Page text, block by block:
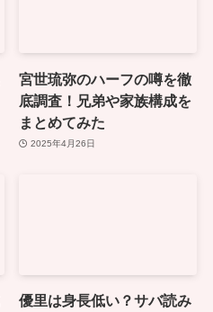
宮世琉弥のハーフの噂を徹
底調査！兄弟や家族構成を
まとめてみた
2025年4月26日
優里は身長低い？サバ読み